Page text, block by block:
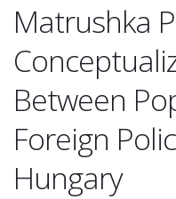
Matrushka
Between
Foreign
Hungary